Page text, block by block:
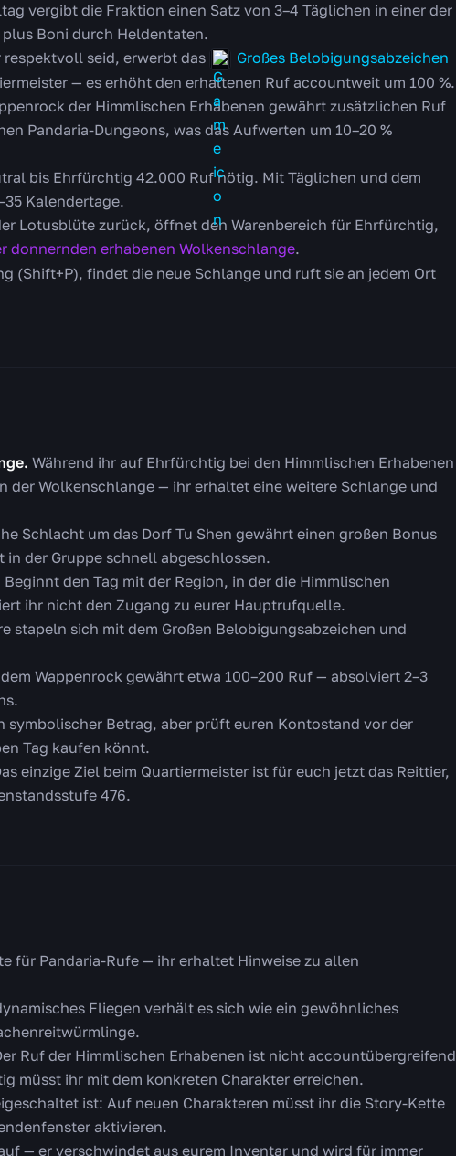
vergibt die Fraktion einen Satz von 3–4 Täglichen in einer der
plus Boni durch Heldentaten.
respektvoll seid, erwerbt das
Großes Belobigungsabzeichen
— es erhöht den erhaltenen Ruf accountweit um 100 %.
der Himmlischen Erhabenen gewährt zusätzlichen Ruf
Pandaria-Dungeons, was das Aufwerten um 10–20 %
bis Ehrfürchtig 42.000 Ruf nötig. Mit Täglichen und dem
Kalendertage.
Lotusblüte zurück, öffnet den Warenbereich für Ehrfürchtig,
donnernden erhabenen Wolkenschlange.
(Shift+P), findet die neue Schlange und ruft sie an jedem Ort
Während ihr auf Ehrfürchtig bei den Himmlischen Erhabenen
der Wolkenschlange — ihr erhaltet eine weitere Schlange und
Schlacht um das Dorf Tu Shen gewährt einen großen Bonus
der Gruppe schnell abgeschlossen.
Beginnt den Tag mit der Region, in der die Himmlischen
ihr nicht den Zugang zu eurer Hauptrufquelle.
stapeln sich mit dem Großen Belobigungsabzeichen und
Wappenrock gewährt etwa 100–200 Ruf — absolviert 2–3
symbolischer Betrag, aber prüft euren Kontostand vor der
Tag kaufen könnt.
einzige Ziel beim Quartiermeister ist für euch jetzt das Reittier,
476.
für Pandaria-Rufe — ihr erhaltet Hinweise zu allen
Fliegen verhält es sich wie ein gewöhnliches
Ruf der Himmlischen Erhabenen ist nicht accountübergreifend
müsst ihr mit dem konkreten Charakter erreichen.
ist: Auf neuen Charakteren müsst ihr die Story-Kette
aktivieren.
— er verschwindet aus eurem Inventar und wird für immer